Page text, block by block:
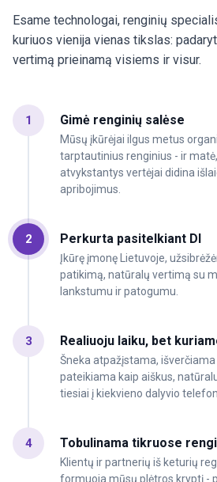
Esame technologai, renginių
kuriuos vienija vienas tikslas:
vertimą prieinamą visiems ir visur.
1 Gimė renginių salėse
Mūsų įkūrėjai ilgus metus
tarptautinius renginius - ir
atvykstantys vertėjai didina
apribojimus.
2 Perkurta pasitelkiant DI
Įkūrę įmonę Lietuvoje,
patikimą, natūralų vertimą su
lankstumu ir patogumu.
3 Realiuoju laiku, bet
Šneka atpažįstama,
pateikiama kaip aiškus,
tiesiai į kiekvieno dalyvio
4 Tobulinama tikruose
Klientų ir partnerių iš keturių
formuoja mūsų plėtros kryptį -